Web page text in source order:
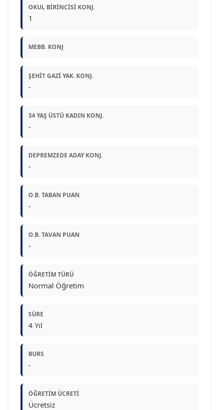
OKUL BIRINCISI KONJ.
1
MEBB. KONJ
ŞEHIT GAZI YAK. KONJ.
-
34 YAŞ ÜSTÜ KADIN KONJ.
-
DEPREMZEDE ADAY KONJ.
-
O.B. TABAN PUAN
-
O.B. TAVAN PUAN
-
ÖĞRETIM TÜRÜ
Normal Öğretim
SÜRE
4 Yıl
BURS
-
ÖĞRETIM ÜCRETI
Ücretsiz